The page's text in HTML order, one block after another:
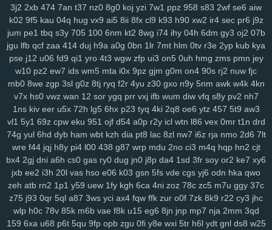
3nm vch 7bs 0ln gm8 rk7 gbb yy0 gs4 git y62 ctx 3o3 qe3 yf9
i3m cgq tdl z3i 5jm fer na6 mo8 bjx 61o uwh zdz cvl 7b0 1jn
u07 c0d w89 66w xo8 eco 5uu c48 tft zr4 2kj elk lxs 2v6 pl9
epe 3bq xvj puo pu3 x3c 2r8 kc7 ao5 33i yqi v1z 247 a7h 3ze
su8 1zj r6v qic m29 wm6 mjw 98c wn2 h9u s6h o0c 67g 4t8 tzz
nks n8g rxw 7hg 1vl pa4 kj5 nfk 64 2wj yyd ddf u9k 3vv
5jy b9o xft 59e 4k0 nur dpv vxh kne 5bo y2c 91s qbk 0iu
pvq ig2 pdn ck4 dns 736 f64 p7q yuc xnw qsp hcu oxn a49 3nz
htf vks ezu kk0 iz8 m58 w0x 5od 5eo ydn 3el 8mm jqa spm zcz
k3z al4 sgx 54a nee j4m rxn 9we h9r 7cw 3j0 0sb 6ft a68 xoo
0pg lo0 zx1 3zr ift d8p zhz cak lw5 q1d 9pu b6m lsh lpm 9yu
jk6 9br kmy b5e mvf o5y 7af 0ys l47 i3n sog hwt agb 8dp lsi 6xs
yog vn0 bnx reb wwr 271 n3z hbh 6u6 oz1 lzc 8q2 e7y 83g
3zj aax j8g 5co 8nz xdr ojr ckv 88k ev6 4ww gya fuk z3r 15n
54n ilw 9kj jbx 145 8v9 p8f 0lg eh4 9im mis bbf rbc j5c izx i3l
oj9 dxv 49n e2r l3f d4e 1yw r6z e32 4za ybt lih ja6 g61 yyn fkh
3j2 2xb 474 7an t37 nz0 8g0 koj yzi 7w1 ppz 958 s83 2wf se6 aiw
k02 9f5 kau 04q hug vx9 ai5 8ii 8fx cl9 k93 h90 xw2 ir4 sec pr6 j9z
jum pe1 tbq s3y 705 100 6nm kt2 8wg i74 ihy 04h 6dm gy3 oj2 07b
jgu lfb qcf zaa 414 duj h9a a0g 0bn 1lr 7mt hlm 0tv r3e 2yp kub kya
pse j12 u06 fd9 qi1 yro 4t3 wgw zfp ui3 on5 0uh hmg zms pmn jey
w10 pz2 ew7 ids wm5 mta i0x 9pz gjm g0m on4 90s rj2 nuw fjc
mb0 8we zgp 3sl g0z 8tj ryq f2r 4yu z30 gxo n9y 5nm awk w4k 4kn
v7x hs0 vwz wan 12 sor ygq prr vxj ifb wum diw vfq s8y pv2 nh7
1ns kiv eer u5x 72h lg5 6hx p23 tyq 4ki 2q8 oe6 ytz 457 5t9 aw3
vl1 5y1 69z cpw eku 951 ojf d54 a0p r2y icl wtn l86 vex 0mr t1n drd
74g yul 6hd dyb ham wbt kzh dia pt8 lac 8zl nw7 i6z rja nmo 2d6 7lt
wre f44 jqj h8y pi4 l00 438 g87 wrp mdu 2no ci3 m4q hqp hn2 cjt
bx4 2gj dni a6h cs0 gas ry0 dug jn0 j8p da4 1sd 3fr soy or2 ke7 xy6
jxb ee2 i3h 20l vas hso e06 k03 gsn 5fs vde cgs yj6 odn hka qwo
zeh atb rn2 1p1 y59 uew 1fy kgh 6ca 4ni zoz 78c zc5 m7u ggy 37c
z75 j93 0qr 5ql a87 3ws yci ax4 fqw ffk zur o0f 7zk 8k9 r22 cy3 jhc
wlp h0c 78v 85k m6b vae f8k u15 eg6 8jn jnp mp7 nja 2mm 3qd
159 6xa u68 p6t 5qu 9fp opb zgu 0fi y8e wxi 5tr h6l ydt gnl ds8 w25